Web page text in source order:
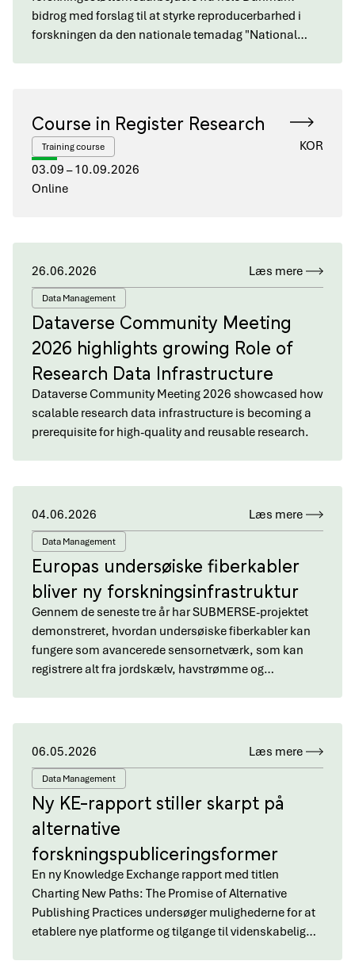
bidrog med forslag til at styrke reproducerbarhed i
forskningen da den nationale temadag "National…
Course in Register Research
Training course
KOR
03.09 – 10.09.2026
Online
26.06.2026 Læs mere
Data Management
Dataverse Community Meeting
2026 highlights growing Role of
Research Data Infrastructure
Dataverse Community Meeting 2026 showcased how
scalable research data infrastructure is becoming a
prerequisite for high-quality and reusable research.
04.06.2026 Læs mere
Data Management
Europas undersøiske fiberkabler
bliver ny forskningsinfrastruktur
Gennem de seneste tre år har SUBMERSE-projektet
demonstreret, hvordan undersøiske fiberkabler kan
fungere som avancerede sensornetværk, som kan
registrere alt fra jordskælv, havstrømme og…
06.05.2026 Læs mere
Data Management
Ny KE-rapport stiller skarpt på
alternative
forskningspubliceringsformer
En ny Knowledge Exchange rapport med titlen
Charting New Paths: The Promise of Alternative
Publishing Practices undersøger mulighederne for at
etablere nye platforme og tilgange til videnskabelig…